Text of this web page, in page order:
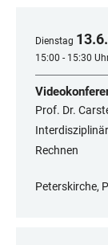
Dienstag 13.6.
15:00 - 15:30
Prof. Dr.
Rechnen
Peterskirche,